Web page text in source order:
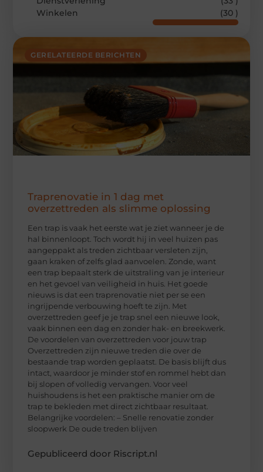
GERELATEERDE BERICHTEN
Traprenovatie in 1 dag met
overzettreden als slimme oplossing
Een trap is vaak het eerste wat je ziet wanneer je de
hal binnenloopt. Toch wordt hij in veel huizen pas
aangeppakt als treden zichtbaar versleten zijn,
gaan kraken of zelfs glad aanvoelen. Zonde, want
een trap bepaalt sterk de uitstraling van je interieur
en het gevoel van veiligheid in huis. Het goede
nieuws is dat een traprenovatie niet per se een
ingrijpende verbouwing hoeft te zijn. Met
overzettreden geef je je trap snel een nieuwe look,
vaak binnen een dag en zonder hak- en breekwerk.
De voordelen van overzettreden voor jouw trap
Overzettreden zijn nieuwe treden die over de
bestaande trap worden geplaatst. De basis blijft dus
intact, waardoor je minder stof en rommel hebt dan
bij slopen of volledig vervangen. Voor veel
huishoudens is het een praktische manier om de
trap te bekleden met direct zichtbaar resultaat.
Belangrijke voordelen: – Snelle renovatie zonder
sloopwerk De oude treden blijven
Gepubliceerd door Riscript.nl
Winkelen
(30 )